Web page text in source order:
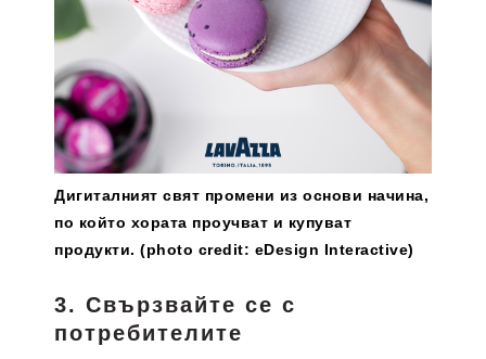
Дигиталният свят промени из основи начина,
по който хората проучват и купуват
продукти. (photo credit: eDesign Interactive)
3. Свързвайте се с
потребителите